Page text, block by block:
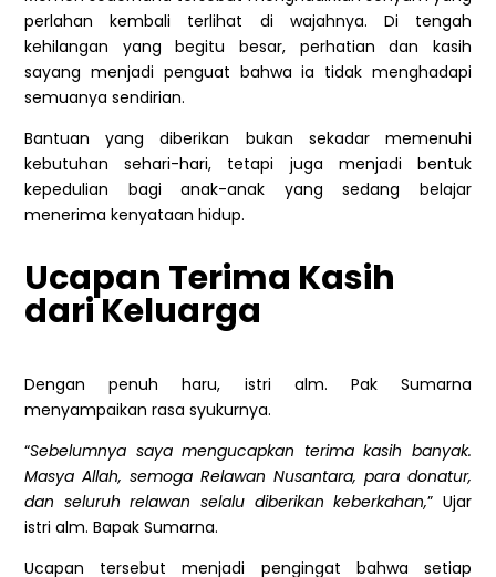
perlahan kembali terlihat di wajahnya. Di tengah
kehilangan yang begitu besar, perhatian dan kasih
sayang menjadi penguat bahwa ia tidak menghadapi
semuanya sendirian.
Bantuan yang diberikan bukan sekadar memenuhi
kebutuhan sehari-hari, tetapi juga menjadi bentuk
kepedulian bagi anak-anak yang sedang belajar
menerima kenyataan hidup.
Ucapan Terima Kasih
dari Keluarga
Dengan penuh haru, istri alm. Pak Sumarna
menyampaikan rasa syukurnya.
“Sebelumnya saya mengucapkan terima kasih banyak.
Masya Allah, semoga Relawan Nusantara, para donatur,
dan seluruh relawan selalu diberikan keberkahan,” Ujar
istri alm. Bapak Sumarna.
Ucapan tersebut menjadi pengingat bahwa setiap